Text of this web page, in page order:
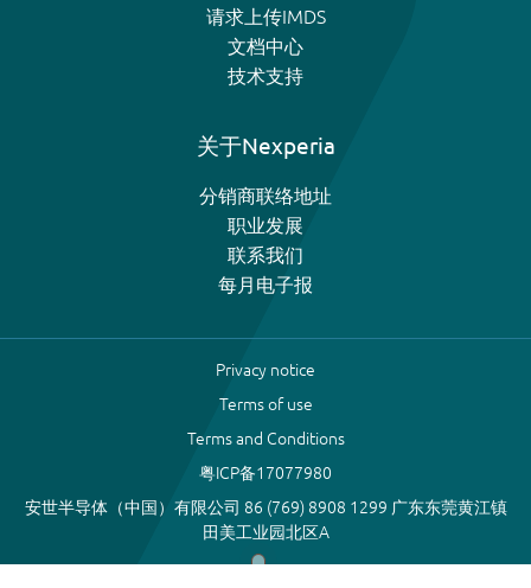
请求上传IMDS
文档中心
技术支持
关于Nexperia
分销商联络地址
职业发展
联系我们
每月电子报
Privacy notice
Terms of use
Terms and Conditions
粤ICP备17077980
安世半导体（中国）有限公司 86 (769) 8908 1299 广东东莞黄江镇
田美工业园北区A